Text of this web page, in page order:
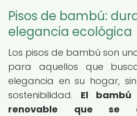
Pisos de bambú:
elegancia ecológica
Los pisos de bambú son
para aquellos que
elegancia en su hogar,
sostenibilidad. El
renovable que se